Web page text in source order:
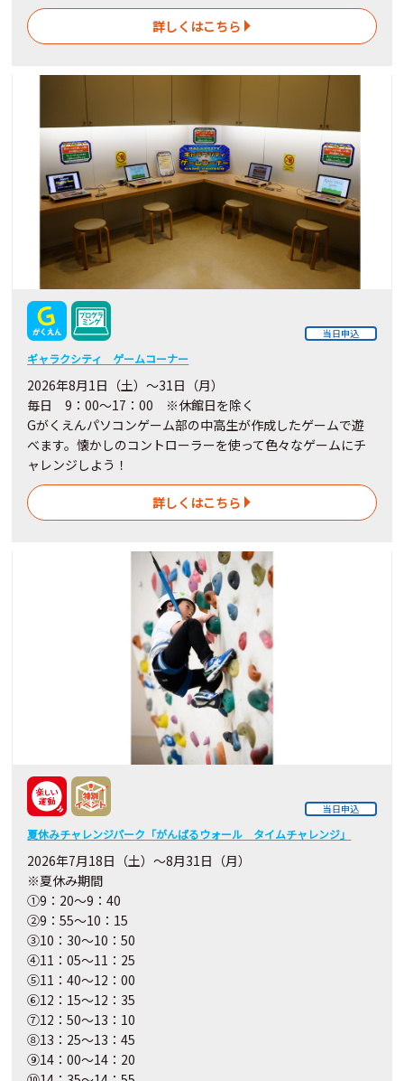
詳しくはこちら
当日申込
ギャラクシティ ゲームコーナー
2026年8月1日（土）～31日（月）
毎日 9：00～17：00 ※休館日を除く
Gがくえんパソコンゲーム部の中高生が作成したゲームで遊
べます。懐かしのコントローラーを使って色々なゲームにチ
ャレンジしよう！
詳しくはこちら
当日申込
夏休みチャレンジパーク「がんばるウォール タイムチャレンジ」
2026年7月18日（土）～8月31日（月）
※夏休み期間
①9：20～9：40
②9：55～10：15
③10：30～10：50
④11：05～11：25
⑤11：40～12：00
⑥12：15～12：35
⑦12：50～13：10
⑧13：25～13：45
⑨14：00～14：20